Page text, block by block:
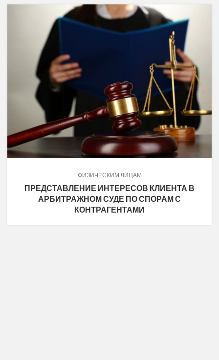
ФИЗИЧЕСКИМ ЛИЦАМ
ПРЕДСТАВЛЕНИЕ ИНТЕРЕСОВ КЛИЕНТА В
АРБИТРАЖНОМ СУДЕ ПО СПОРАМ С
КОНТРАГЕНТАМИ